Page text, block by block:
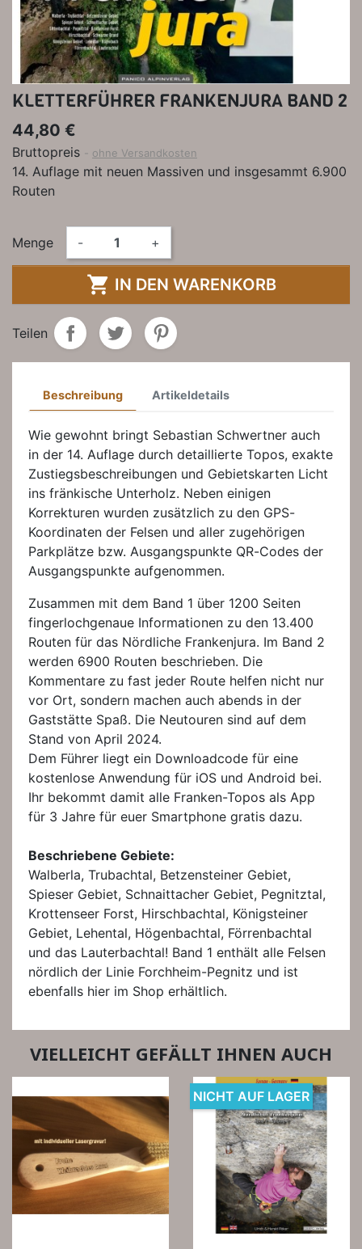
KLETTERFÜHRER FRANKENJURA BAND 2
44,80 €
Bruttopreis ohne Versandkosten
14. Auflage mit neuen Massiven und insgesammt 6.900
Routen
Menge - +
 IN DEN WARENKORB
Teilen
Beschreibung Artikeldetails
Wie gewohnt bringt Sebastian Schwertner auch
in der 14. Auflage durch detaillierte Topos, exakte
Zustiegsbeschreibungen und Gebietskarten Licht
ins fränkische Unterholz. Neben einigen
Korrekturen wurden zusätzlich zu den GPS-
Koordinaten der Felsen und aller zugehörigen
Parkplätze bzw. Ausgangspunkte QR-Codes der
Ausgangspunkte aufgenommen.
Zusammen mit dem Band 1 über 1200 Seiten
fingerlochgenaue Informationen zu den 13.400
Routen für das Nördliche Frankenjura. Im Band 2
werden 6900 Routen beschrieben. Die
Kommentare zu fast jeder Route helfen nicht nur
vor Ort, sondern machen auch abends in der
Gaststätte Spaß. Die Neutouren sind auf dem
Stand von April 2024.
Dem Führer liegt ein Downloadcode für eine
kostenlose Anwendung für iOS und Android bei.
Ihr bekommt damit alle Franken-Topos als App
für 3 Jahre für euer Smartphone gratis dazu.
Beschriebene Gebiete:
Walberla, Trubachtal, Betzensteiner Gebiet,
Spieser Gebiet, Schnaittacher Gebiet, Pegnitztal,
Krottenseer Forst, Hirschbachtal, Königsteiner
Gebiet, Lehental, Högenbachtal, Förrenbachtal
und das Lauterbachtal! Band 1 enthält alle Felsen
nördlich der Linie Forchheim-Pegnitz und ist
ebenfalls hier im Shop erhältlich.
VIELLEICHT GEFÄLLT IHNEN AUCH
NICHT AUF LAGER